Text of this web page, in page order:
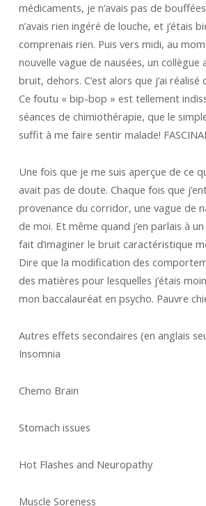
médicaments, je n’avais pas de
n’avais rien ingéré de louche, et j’étais
comprenais rien. Puis vers midi, au
nouvelle vague de nausées, un collègue
bruit, dehors. C’est alors que j’ai réalisé
Ce foutu « bip-bop » est tellement
séances de chimiothérapie, que le
suffit à me faire sentir malade!
Une fois que je me suis aperçue de ce
avait pas de doute. Chaque fois que
provenance du corridor, une vague de
de moi. Et même quand j’en parlais à
fait d’imaginer le bruit caractéristique
Dire que la modification des
des matières pour lesquelles j’étais
mon baccalauréat en psycho. Pauvre
Autres effets secondaires (en anglais
Insomnia
Chemo Brain
Stomach issues
Hot Flashes and Neuropathy
Muscle Soreness